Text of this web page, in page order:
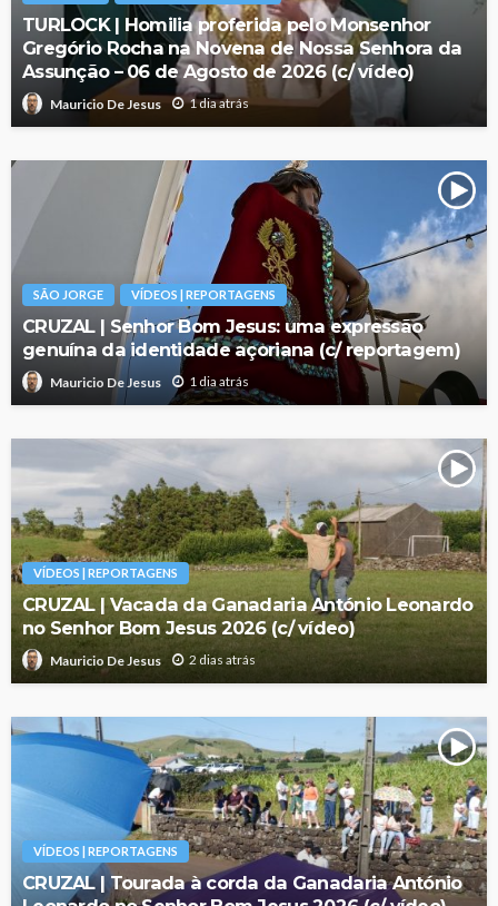
TURLOCK | Homilia proferida pelo Monsenhor
Gregório Rocha na Novena de Nossa Senhora da
Assunção – 06 de Agosto de 2026 (c/ vídeo)
Mauricio De Jesus 1 dia atrás
SÃO JORGE VÍDEOS | REPORTAGENS
CRUZAL | Senhor Bom Jesus: uma expressão
genuína da identidade açoriana (c/ reportagem)
Mauricio De Jesus 1 dia atrás
VÍDEOS | REPORTAGENS
CRUZAL | Vacada da Ganadaria António Leonardo
no Senhor Bom Jesus 2026 (c/ vídeo)
Mauricio De Jesus 2 dias atrás
VÍDEOS | REPORTAGENS
CRUZAL | Tourada à corda da Ganadaria António